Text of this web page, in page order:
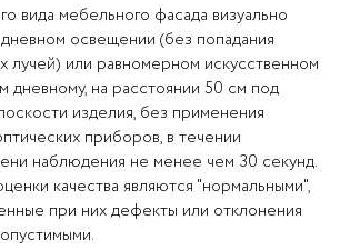
вида мебельного фасада визуально
освещении (без попадания
лучей) или равномерном искусственном
дневному, на расстоянии 50 см под
изделия, без применения
приборов, в течении
наблюдения не менее чем 30 секунд.
качества являются "нормальными",
при них дефекты или отклонения